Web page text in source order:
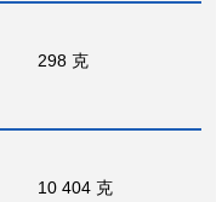
298 克
10 404 克